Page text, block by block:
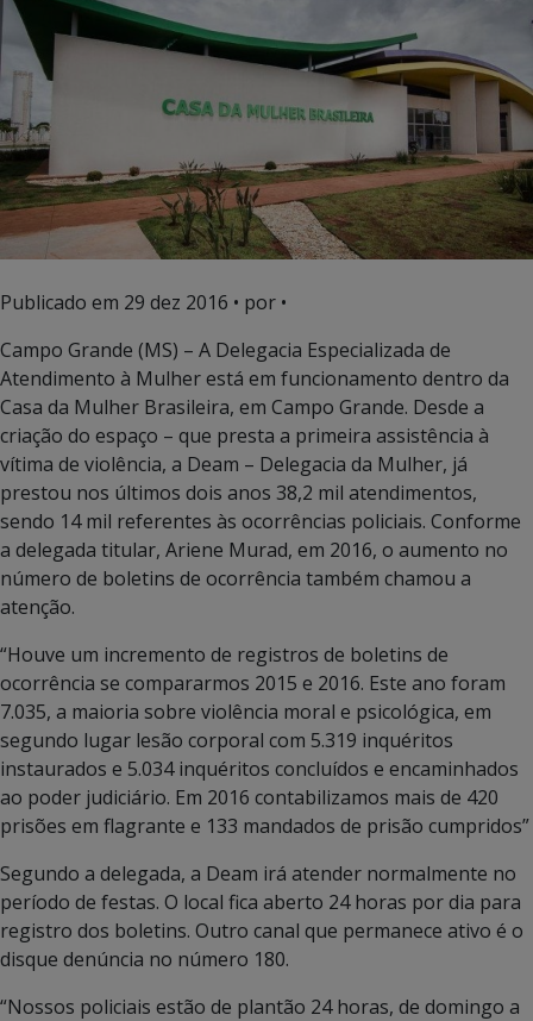
Publicado em 29 dez 2016 • por •
Campo Grande (MS) – A Delegacia Especializada de
Atendimento à Mulher está em funcionamento dentro da
Casa da Mulher Brasileira, em Campo Grande. Desde a
criação do espaço – que presta a primeira assistência à
vítima de violência, a Deam – Delegacia da Mulher, já
prestou nos últimos dois anos 38,2 mil atendimentos,
sendo 14 mil referentes às ocorrências policiais. Conforme
a delegada titular, Ariene Murad, em 2016, o aumento no
número de boletins de ocorrência também chamou a
atenção.
“Houve um incremento de registros de boletins de
ocorrência se compararmos 2015 e 2016. Este ano foram
7.035, a maioria sobre violência moral e psicológica, em
segundo lugar lesão corporal com 5.319 inquéritos
instaurados e 5.034 inquéritos concluídos e encaminhados
ao poder judiciário. Em 2016 contabilizamos mais de 420
prisões em flagrante e 133 mandados de prisão cumpridos”
Segundo a delegada, a Deam irá atender normalmente no
período de festas. O local fica aberto 24 horas por dia para
registro dos boletins. Outro canal que permanece ativo é o
disque denúncia no número 180.
“Nossos policiais estão de plantão 24 horas, de domingo a